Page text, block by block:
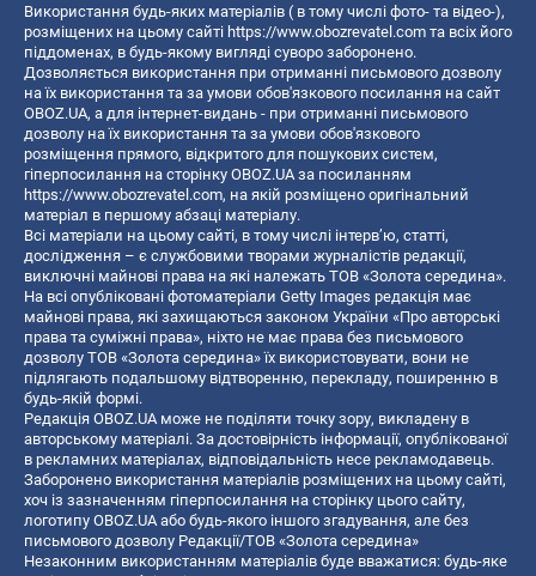
Використання будь-яких матеріалів ( в тому числі фото- та відео-),
розміщених на цьому сайті https://www.obozrevatel.com та всіх його
піддоменах, в будь-якому вигляді суворо заборонено.
Дозволяється використання при отриманні письмового дозволу
на їх використання та за умови обов'язкового посилання на сайт
OBOZ.UA, а для інтернет-видань - при отриманні письмового
дозволу на їх використання та за умови обов'язкового
розміщення прямого, відкритого для пошукових систем,
гіперпосилання на сторінку OBOZ.UA за посиланням
https://www.obozrevatel.com, на якій розміщено оригінальний
матеріал в першому абзаці матеріалу.
Всі матеріали на цьому сайті, в тому числі інтерв’ю, статті,
дослідження – є службовими творами журналістів редакції,
виключні майнові права на які належать ТОВ «Золота середина».
На всі опубліковані фотоматеріали Getty Images редакція має
майнові права, які захищаються законом України «Про авторські
права та суміжні права», ніхто не має права без письмового
дозволу ТОВ «Золота середина» їх використовувати, вони не
підлягають подальшому відтворенню, перекладу, поширенню в
будь-якій формі.
Редакція OBOZ.UA може не поділяти точку зору, викладену в
авторському матеріалі. За достовірність інформації, опублікованої
в рекламних матеріалах, відповідальність несе рекламодавець.
Заборонено використання матеріалів розміщених на цьому сайті,
хоч із зазначенням гіперпосилання на сторінку цього сайту,
логотипу OBOZ.UA або будь-якого іншого згадування, але без
письмового дозволу Редакції/ТОВ «Золота середина»
Незаконним використанням матеріалів буде вважатися: будь-яке